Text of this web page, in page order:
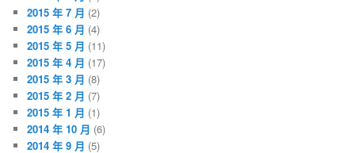
2015 年 7 月 (2)
2015 年 6 月 (4)
2015 年 5 月 (11)
2015 年 4 月 (17)
2015 年 3 月 (8)
2015 年 2 月 (7)
2015 年 1 月 (1)
2014 年 10 月 (6)
2014 年 9 月 (5)